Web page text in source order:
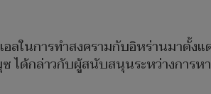
ลในการทำสงครามกับอิหร่านมาตั้
ด้กล่าวกับผู้สนับสนุนระหว่างการห